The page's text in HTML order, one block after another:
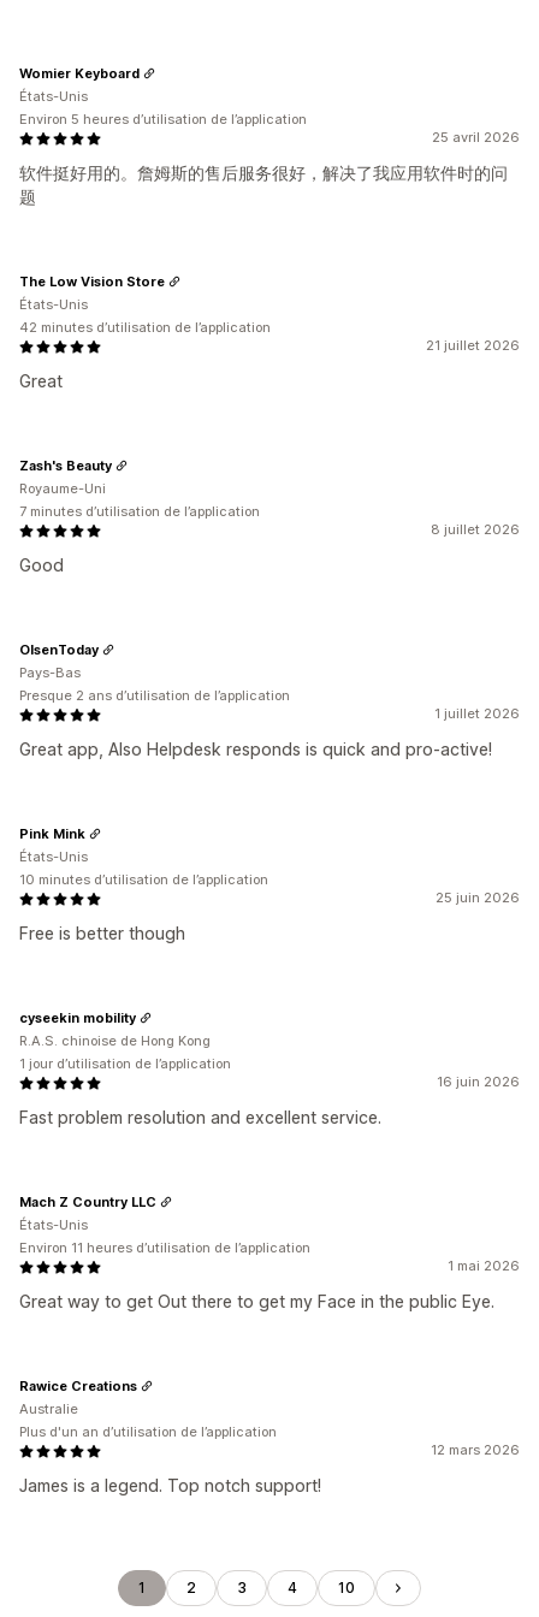
25 avril 2026
软件挺好用的。詹姆斯的售后服务很好，解决了我应用软件时的问
题
Womier Keyboard
États-Unis
Environ 5 heures d’utilisation de l’application
21 juillet 2026
Great
The Low Vision Store
États-Unis
42 minutes d’utilisation de l’application
8 juillet 2026
Good
Zash's Beauty
Royaume-Uni
7 minutes d’utilisation de l’application
1 juillet 2026
Great app, Also Helpdesk responds is quick and pro-active!
OlsenToday
Pays-Bas
Presque 2 ans d’utilisation de l’application
25 juin 2026
Free is better though
Pink Mink
États-Unis
10 minutes d’utilisation de l’application
16 juin 2026
Fast problem resolution and excellent service.
cyseekin mobility
R.A.S. chinoise de Hong Kong
1 jour d’utilisation de l’application
1 mai 2026
Great way to get Out there to get my Face in the public Eye.
Mach Z Country LLC
États-Unis
Environ 11 heures d’utilisation de l’application
12 mars 2026
James is a legend. Top notch support!
Rawice Creations
Australie
Plus d'un an d’utilisation de l’application
1 2 3 4 10